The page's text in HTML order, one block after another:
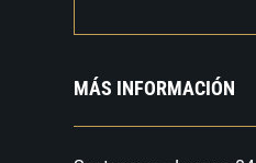
MÁS INFORMACIÓN